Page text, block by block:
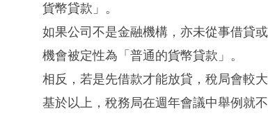
貨幣貸款」。
如果公司不是金融機構，亦未從事借貸
機會被定性為「普通的貨幣貸款」。
相反，若是先借款才能放貸，稅局會較
基於以上，稅務局在週年會議中舉例就